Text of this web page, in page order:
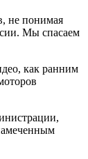
не понимая
Мы спасаем
как ранним